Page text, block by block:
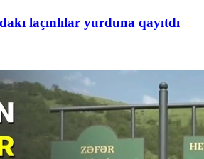
laçınlılar yurduna qayıtdı